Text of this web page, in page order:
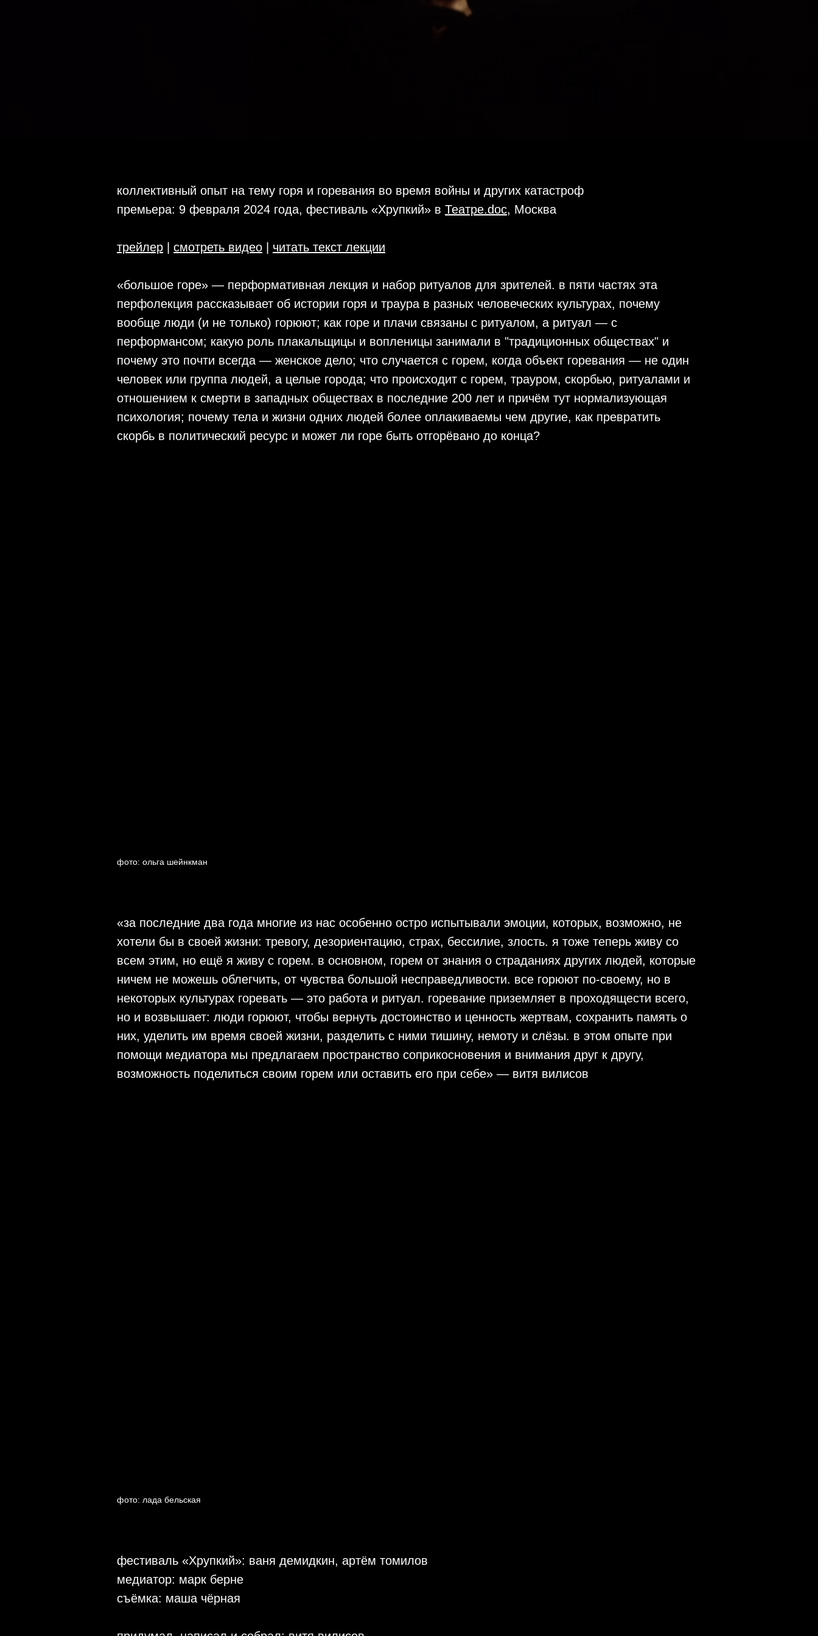
коллективный опыт на тему горя и горевания во время войны и других катастроф
премьера: 9 февраля 2024 года, фестиваль «Хрупкий» в Театре.doc, Москва
трейлер смотреть видео читать текст лекции
«большое горе» — перформативная лекция и набор ритуалов для зрителей. в пяти частях эта
перфолекция рассказывает об истории горя и траура в разных человеческих культурах, почему
вообще люди (и не только) горюют; как горе и плачи связаны с ритуалом, а ритуал — с
перформансом; какую роль плакальщицы и вопленицы занимали в "традиционных обществах" и
почему это почти всегда — женское дело; что случается с горем, когда объект горевания — не один
человек или группа людей, а целые города; что происходит с горем, трауром, скорбью, ритуалами и
отношением к смерти в западных обществах в последние 200 лет и причём тут нормализующая
психология; почему тела и жизни одних людей более оплакиваемы чем другие, как превратить
скорбь в политический ресурс и может ли горе быть отгорёвано до конца?
фото: ольга шейнкман
«за последние два года многие из нас особенно остро испытывали эмоции, которых, возможно, не
хотели бы в своей жизни: тревогу, дезориентацию, страх, бессилие, злость. я тоже теперь живу со
всем этим, но ещё я живу с горем. в основном, горем от знания о страданиях других людей, которые
ничем не можешь облегчить, от чувства большой несправедливости. все горюют по-своему, но в
некоторых культурах горевать — это работа и ритуал. горевание приземляет в проходящести всего,
но и возвышает: люди горюют, чтобы вернуть достоинство и ценность жертвам, сохранить память о
них, уделить им время своей жизни, разделить с ними тишину, немоту и слёзы. в этом опыте при
помощи медиатора мы предлагаем пространство соприкосновения и внимания друг к другу,
возможность поделиться своим горем или оставить его при себе» — витя вилисов
фото: лада бельская
фестиваль «Хрупкий»: ваня демидкин, артём томилов
медиатор: марк берне
съёмка: маша чёрная